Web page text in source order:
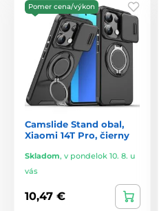
Pomer cena/výkon
Camslide Stand obal,
Xiaomi 14T Pro, čierny
Skladom, v pondelok 10. 8. u
vás
10,47 €